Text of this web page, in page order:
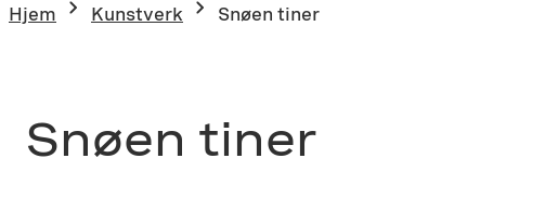
Hjem Kunstverk Snøen tiner
Snøen tiner